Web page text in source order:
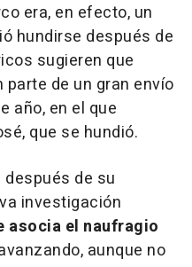
era, en efecto, un
hundirse después de
sugieren que
de un gran envío
año, en el que
que se hundió.
de su
investigación
asocia el naufragio
aunque no